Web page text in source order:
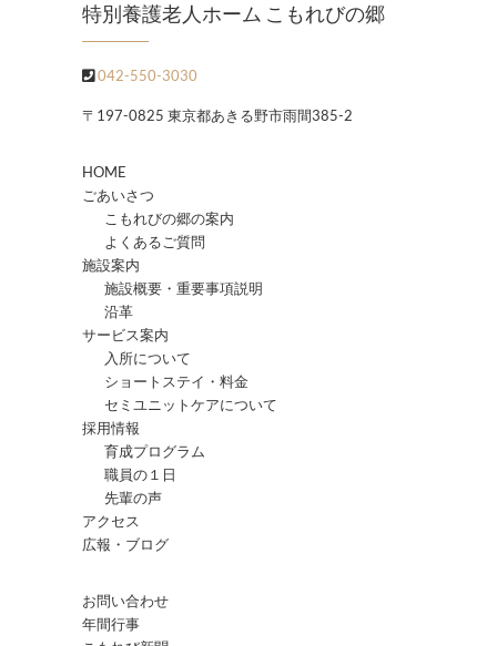
特別養護老人ホーム こもれびの郷
042-550-3030
〒197-0825 東京都あきる野市雨間385-2
HOME
ごあいさつ
こもれびの郷の案内
よくあるご質問
施設案内
施設概要・重要事項説明
沿革
サービス案内
入所について
ショートステイ・料金
セミユニットケアについて
採用情報
育成プログラム
職員の１日
先輩の声
アクセス
広報・ブログ
お問い合わせ
年間行事